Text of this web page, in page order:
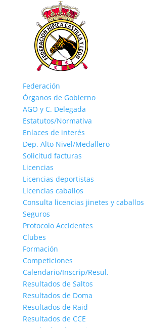
Federación
Órganos de Gobierno
AGO y C. Delegada
Estatutos/Normativa
Enlaces de interés
Dep. Alto Nivel/Medallero
Solicitud facturas
Licencias
Licencias deportistas
Licencias caballos
Consulta licencias jinetes y caballos
Seguros
Protocolo Accidentes
Clubes
Formación
Competiciones
Calendario/Inscrip/Resul.
Resultados de Saltos
Resultados de Doma
Resultados de Raid
Resultados de CCE